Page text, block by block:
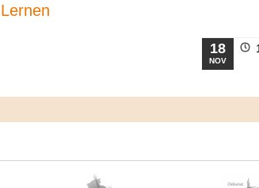
Lernen
18
NOV